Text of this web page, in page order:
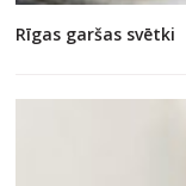
Rīgas garšas svētki